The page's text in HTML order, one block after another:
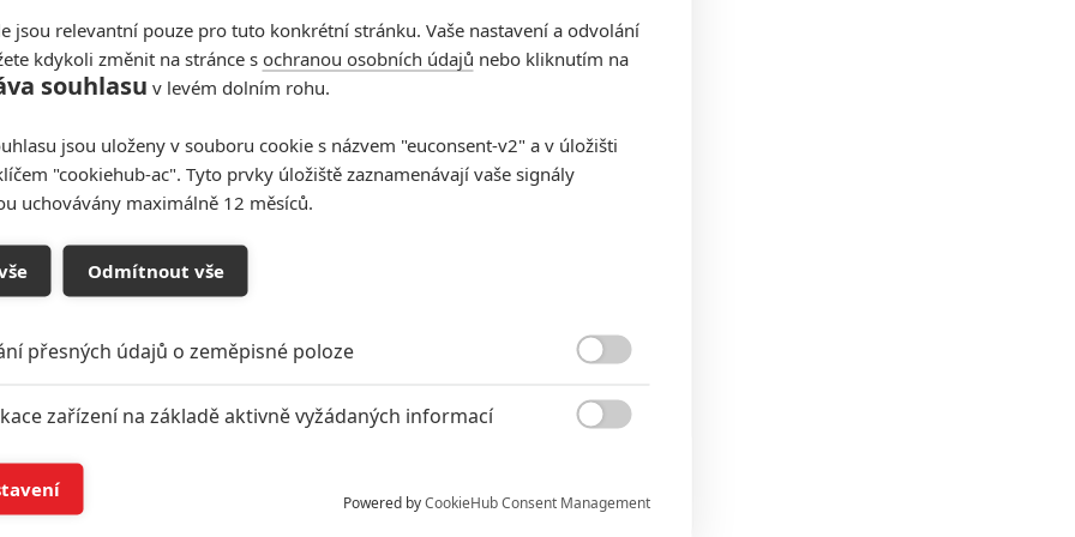
smrti Křižovatka smrti 4 Rush Hour Rush Hour 4
jsou relevantní pouze pro tuto konkrétní stránku. Vaše nastavení a odvolání
kdykoli změnit na stránce s ochranou osobních údajů nebo kliknutím na
souhlasu v levém dolním rohu.
jsou uloženy v souboru cookie s názvem "euconsent-v2" a v úložišti
"cookiehub-ac". Tyto prvky úložiště zaznamenávají vaše signály
uchovávány maximálně 12 měsíců.
Odmítnout vše
přesných údajů o zeměpisné poloze
zařízení na základě aktivně vyžádaných informací
a/nebo přístup k informacím v zařízení

Powered byCookieHub Consent Management